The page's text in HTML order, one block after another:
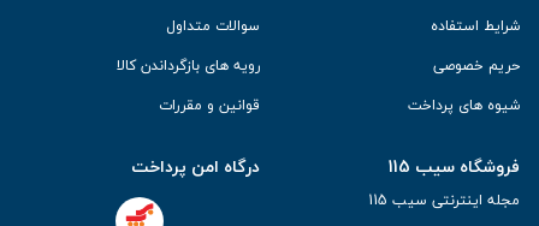
شرایط استفاده
حریم خصوصی
شیوه های پرداخت
سوالات متداول
رویه های بازگرداندن کالا
قوانین و مقررات
فروشگاه سیب 115
مجله اینترنتی سیب 115
درگاه امن پرداخت